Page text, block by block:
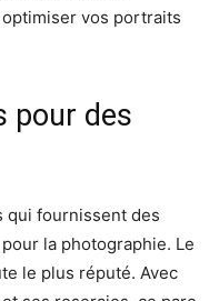
vos portraits
pour des
qui fournissent des
la photographie. Le
le plus réputé. Avec